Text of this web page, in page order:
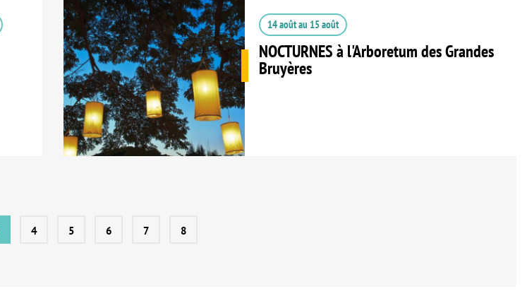
14 aoûtau 15 août
NOCTURNES à l'Arboretum des Grandes
Bruyères
4 5 6 7 8